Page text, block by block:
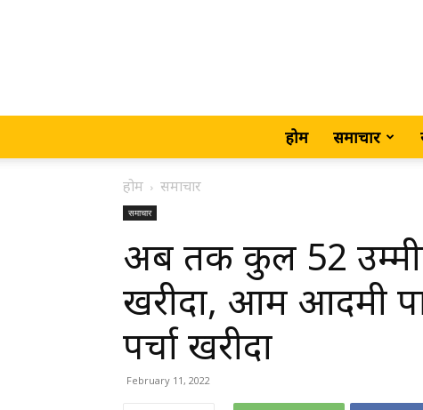
होम समाचार
होम समाचार
समाचार
अब तक कुल 52
खरीदा, आम आदमी
पर्चा खरीदा
February 11, 2022